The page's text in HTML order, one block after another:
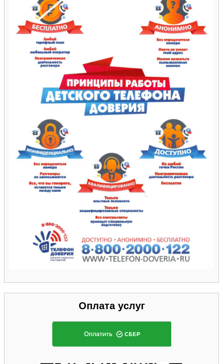
Оплата услуг